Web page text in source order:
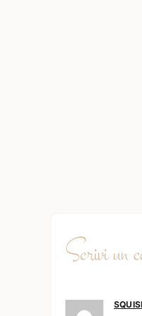
Scrivi un